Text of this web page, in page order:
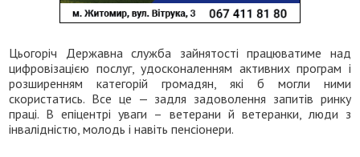
Цьогоріч Державна служба зайнятості працюватиме над
цифровізацією послуг, удосконаленням активних програм і
розширенням категорій громадян, які б могли ними
скористатись. Все це — задля задоволення запитів ринку
праці. В епіцентрі уваги – ветерани й ветеранки, люди з
інвалідністю, молодь і навіть пенсіонери.